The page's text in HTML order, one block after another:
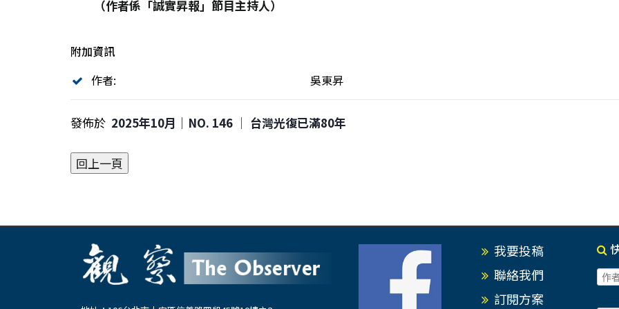
（作者係「誠實昇報」節目主持人）
附加資訊
作者:
吳東昇
發佈於 2025年10月｜NO. 146 │ 台灣光復已滿80年
我要投稿
聯絡我們
訂閱方案